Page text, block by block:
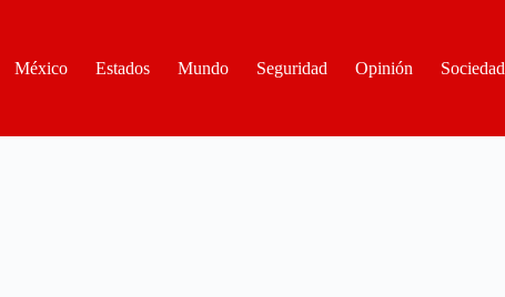
México
Estados Mundo Seguridad Opinión Sociedad